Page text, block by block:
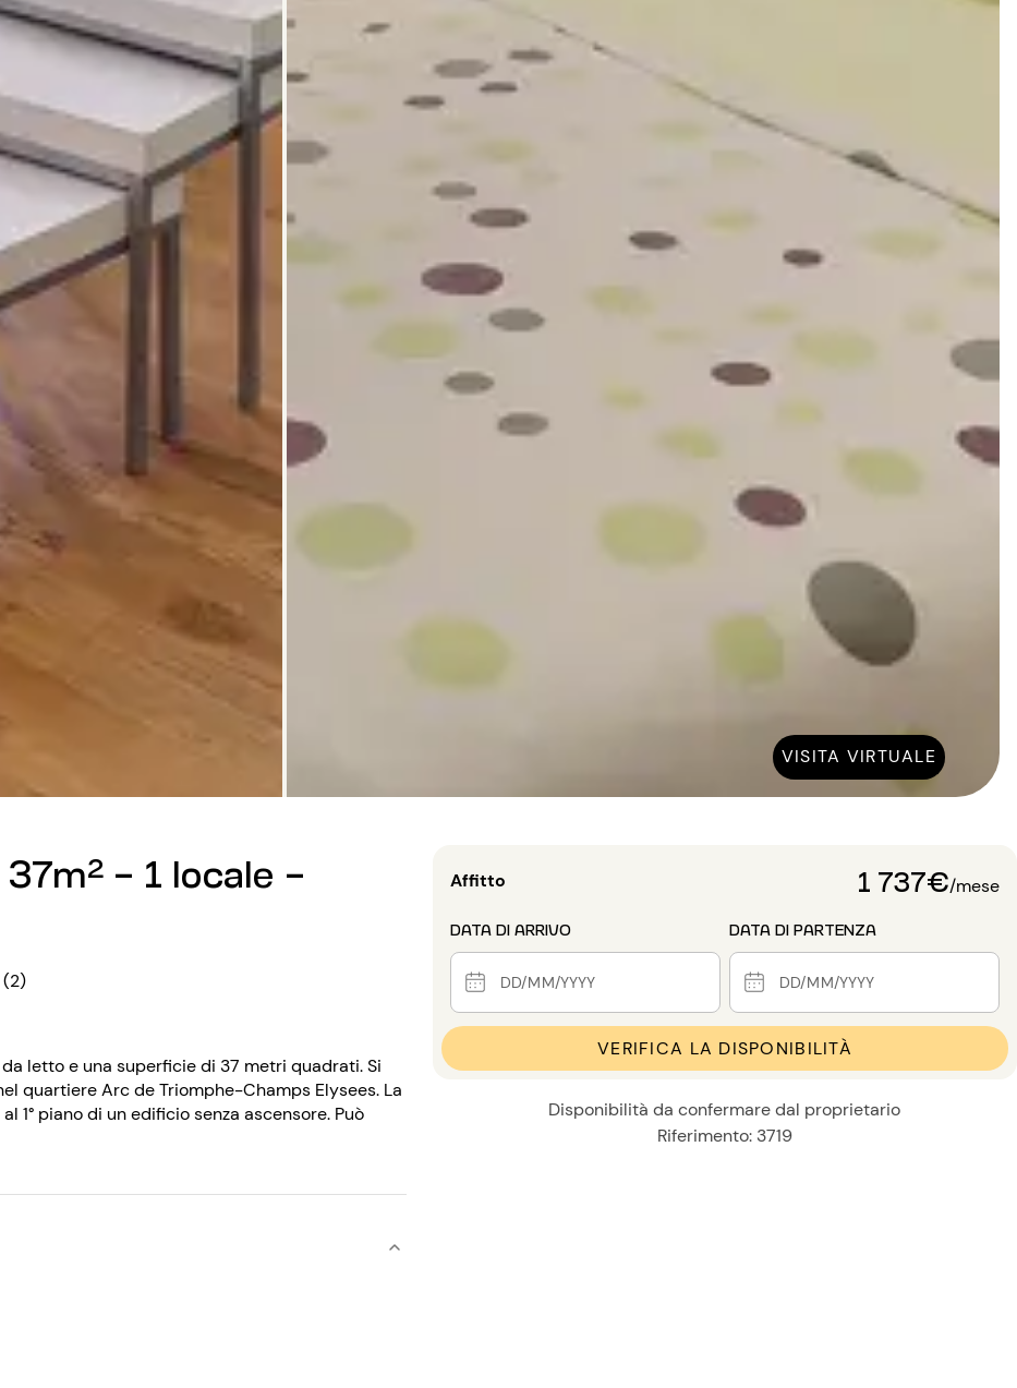
VISITA VIRTUALE
- 1 locale -
letto e una superficie di 37 metri quadrati. Si
quartiere Arc de Triomphe-Champs Elysees. La
1° piano di un edificio senza ascensore. Può
Affitto 1 737€/mese
DATA DI ARRIVO DATA DI PARTENZA
VERIFICA LA DISPONIBILITÀ
Disponibilità da confermare dal proprietario
Riferimento: 3719